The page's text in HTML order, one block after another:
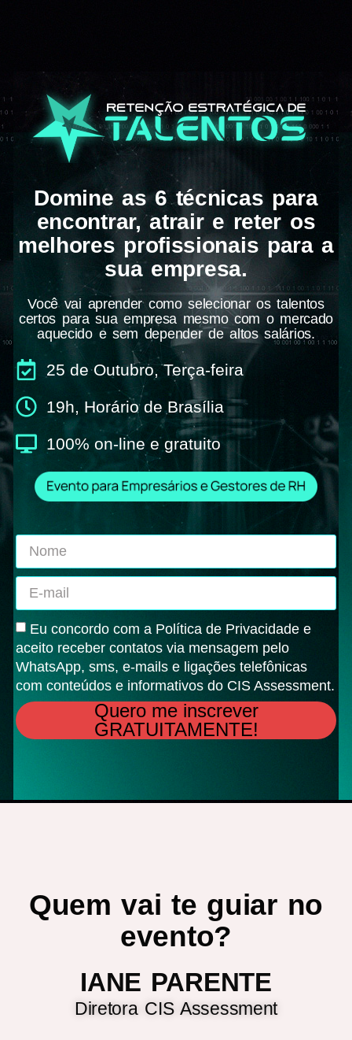
Domine as 6 técnicas para
encontrar, atrair e reter os
melhores profissionais para a
sua empresa.
Você vai aprender como selecionar os talentos
certos para sua empresa mesmo com o mercado
aquecido e sem depender de altos salários.
25 de Outubro, Terça-feira
19h, Horário de Brasília
100% on-line e gratuito
Eu concordo com a Política de Privacidade e
aceito receber contatos via mensagem pelo
WhatsApp, sms, e-mails e ligações telefônicas
com conteúdos e informativos do CIS Assessment.
Quero me inscrever
GRATUITAMENTE!
Quem vai te guiar no
evento?
IANE PARENTE
Diretora CIS Assessment